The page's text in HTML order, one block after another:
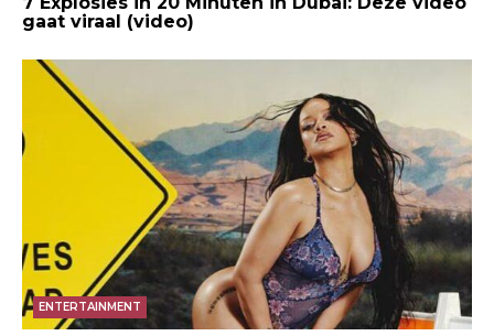
gaat viraal (video)
ENTERTAINMENT